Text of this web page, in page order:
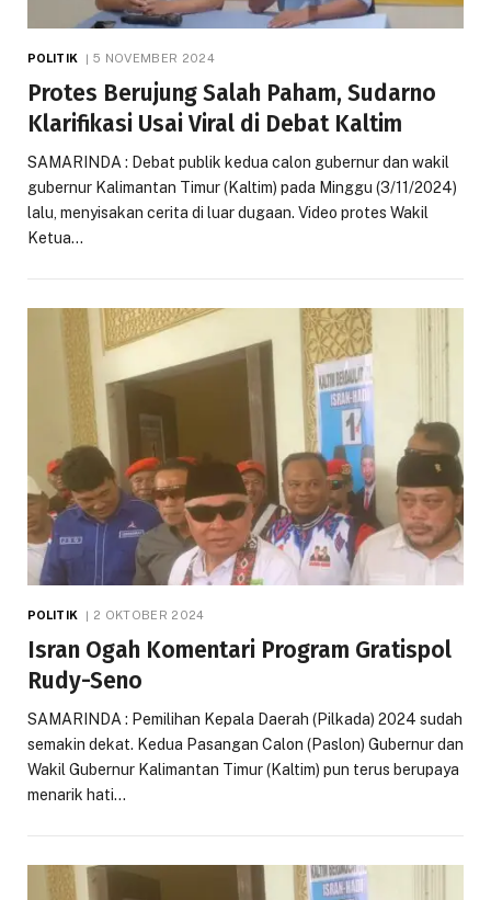
POLITIK 5 NOVEMBER 2024
Protes Berujung Salah Paham, Sudarno
Klarifikasi Usai Viral di Debat Kaltim
SAMARINDA : Debat publik kedua calon gubernur dan wakil
gubernur Kalimantan Timur (Kaltim) pada Minggu (3/11/2024)
lalu, menyisakan cerita di luar dugaan. Video protes Wakil
Ketua…
POLITIK 2 OKTOBER 2024
Isran Ogah Komentari Program Gratispol
Rudy-Seno
SAMARINDA : Pemilihan Kepala Daerah (Pilkada) 2024 sudah
semakin dekat. Kedua Pasangan Calon (Paslon) Gubernur dan
Wakil Gubernur Kalimantan Timur (Kaltim) pun terus berupaya
menarik hati…